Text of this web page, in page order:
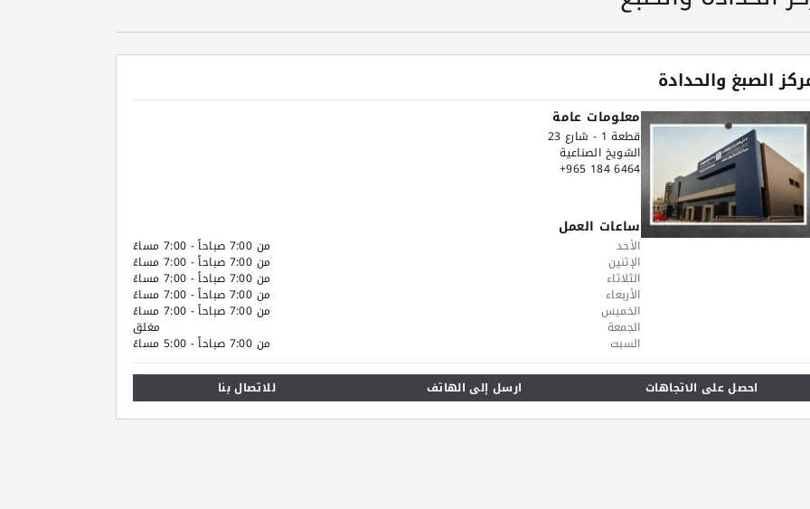
الصبغ والحدادة
معلومات عامة
قطعة 1 - شارع 23
الشويخ الصناعية
+965 184 6464
ساعات العمل
الأحد
من 7:00 صباحاً - 7:00 مساءً
الإثنين
من 7:00 صباحاً - 7:00 مساءً
الثلاثاء
من 7:00 صباحاً - 7:00 مساءً
الأربعاء
من 7:00 صباحاً - 7:00 مساءً
الخميس
من 7:00 صباحاً - 7:00 مساءً
الجمعة
مغلق
السبت
من 7:00 صباحاً - 5:00 مساءً
احصل على الاتجاهات ارسل إلى الهاتف للاتصال بنا